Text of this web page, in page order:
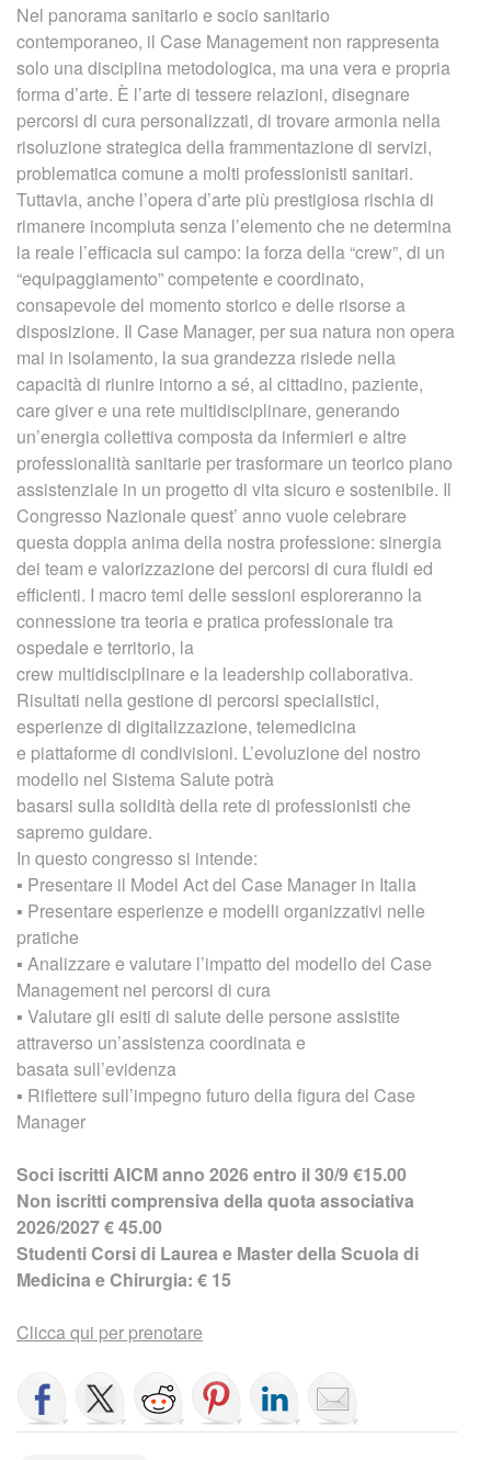
Nel panorama sanitario e socio sanitario
contemporaneo, il Case Management non rappresenta
solo una disciplina metodologica, ma una vera e propria
forma d’arte. È l’arte di tessere relazioni, disegnare
percorsi di cura personalizzati, di trovare armonia nella
risoluzione strategica della frammentazione di servizi,
problematica comune a molti professionisti sanitari.
Tuttavia, anche l’opera d’arte più prestigiosa rischia di
rimanere incompiuta senza l’elemento che ne determina
la reale l’efficacia sul campo: la forza della “crew”, di un
“equipaggiamento” competente e coordinato,
consapevole del momento storico e delle risorse a
disposizione. Il Case Manager, per sua natura non opera
mai in isolamento, la sua grandezza risiede nella
capacità di riunire intorno a sé, al cittadino, paziente,
care giver e una rete multidisciplinare, generando
un’energia collettiva composta da infermieri e altre
professionalità sanitarie per trasformare un teorico piano
assistenziale in un progetto di vita sicuro e sostenibile. Il
Congresso Nazionale quest’ anno vuole celebrare
questa doppia anima della nostra professione: sinergia
dei team e valorizzazione dei percorsi di cura fluidi ed
efficienti. I macro temi delle sessioni esploreranno la
connessione tra teoria e pratica professionale tra
ospedale e territorio, la
crew multidisciplinare e la leadership collaborativa.
Risultati nella gestione di percorsi specialistici,
esperienze di digitalizzazione, telemedicina
e piattaforme di condivisioni. L’evoluzione del nostro
modello nel Sistema Salute potrà
basarsi sulla solidità della rete di professionisti che
sapremo guidare.
In questo congresso si intende:
▪ Presentare il Model Act del Case Manager in Italia
▪ Presentare esperienze e modelli organizzativi nelle
pratiche
▪ Analizzare e valutare l’impatto del modello del Case
Management nei percorsi di cura
▪ Valutare gli esiti di salute delle persone assistite
attraverso un’assistenza coordinata e
basata sull’evidenza
▪ Riflettere sull’impegno futuro della figura del Case
Manager
Soci iscritti AICM anno 2026 entro il 30/9 €15.00
Non iscritti comprensiva della quota associativa
2026/2027 € 45.00
Studenti Corsi di Laurea e Master della Scuola di
Medicina e Chirurgia: € 15
Clicca qui per prenotare